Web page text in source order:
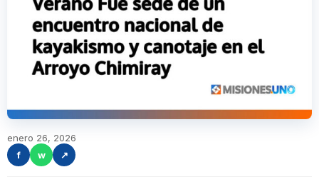
enero 26, 2026
f
w ↗